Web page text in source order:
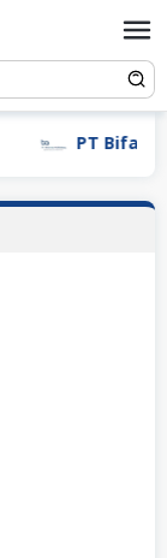
PT Bifarma